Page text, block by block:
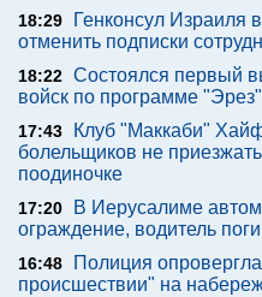
18:29
Генконсул Израиля
отменить подписки
18:22 Состоялся первый
войск по программе "Эрез"
17:43
Клуб "Маккаби"
болельщиков не
поодиночке
17:20
В Иерусалиме
ограждение, водитель
16:48
Полиция
происшествии" на